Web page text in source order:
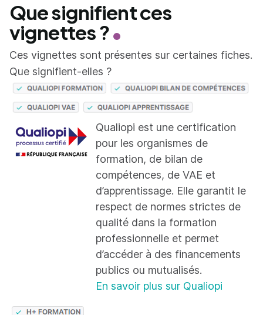
Que signifient ces
vignettes ?
Ces vignettes sont présentes sur certaines fiches.
Que signifient-elles ?
Qualiopi est une certification
pour les organismes de
formation, de bilan de
compétences, de VAE et
d’apprentissage. Elle garantit le
respect de normes strictes de
qualité dans la formation
professionnelle et permet
d’accéder à des financements
publics ou mutualisés.
En savoir plus sur Qualiopi